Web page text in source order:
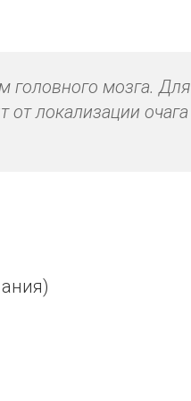
головного мозга. Для
от локализации очага